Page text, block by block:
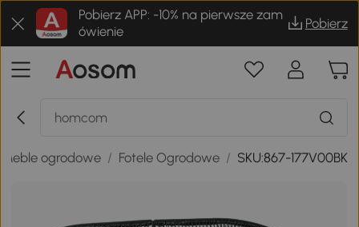
Pobierz APP: -10% na pierwsze zam
ówienie
Pobierz
Meble ogrodowe / Fotele Ogrodowe / SKU:867-177V00BK